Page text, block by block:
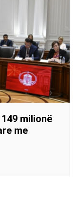
milionë
me